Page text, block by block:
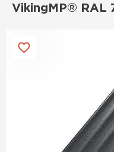
VikingMP® RAL
Расчет водостока
Расчет фальцевой
Расчет кровли из